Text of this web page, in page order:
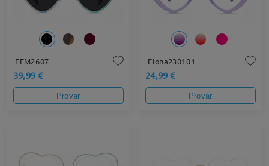
FFM2607
39,99 €
Provar
Fiona230101
24,99 €
Provar